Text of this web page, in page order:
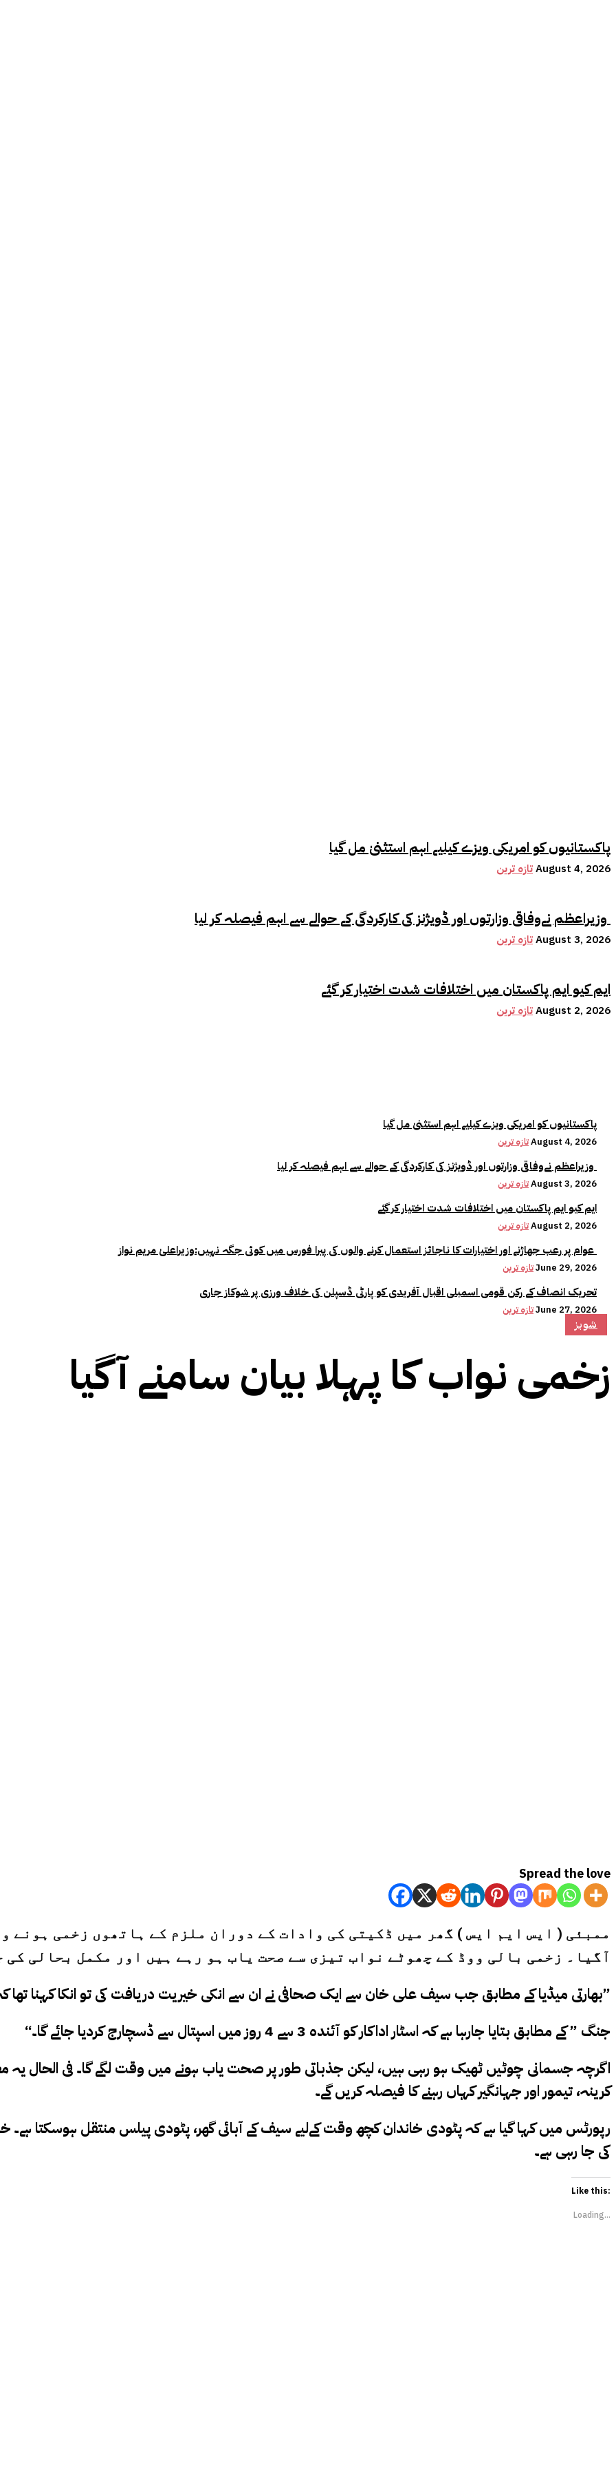
پاکستانیوں کو امریکی ویزے کیلیے اہم استثنیٰ مل گیا
تازہ ترینAugust 4, 2026
وزیراعظم نےوفاقی وزارتوں اور ڈویژنز کی کارکردگی کے حوالے سے اہم فیصلہ کر لیا
تازہ ترینAugust 3, 2026
ایم کیو ایم پاکستان میں اختلافات شدت اختیار کر گئے
تازہ ترینAugust 2, 2026
پاکستانیوں کو امریکی ویزے کیلیے اہم استثنیٰ مل گیا
تازہ ترینAugust 4, 2026
تازہ ترینAugust 3, 2026
ایم کیو ایم پاکستان میں اختلافات شدت اختیار کر گئے
تازہ ترینAugust 2, 2026
تازہ ترینJune 29, 2026
تحریک انصاف کے رکن قومی اسمبلی اقبال آفریدی کو پارٹی ڈسپلن کی خلاف ورزی پر شوکاز جاری
تازہ ترینJune 27, 2026
شوبز
زخمی نواب کا پہلا بیان سامنے آگیا
Spread the love
ممبئی ( ایس ایم ایس ) گھر میں ڈکیتی کی وادات کے دوران ملزم کے ہاتھوں زخمی ہونے
آگیا۔ زخمی بالی ووڈ کے چھوٹے نواب تیزی سے صحت یاب ہو رہے ہیں اور مکمل بحالی کی
بھارتی میڈیا کے مطابق جب سیف علی خان سے ایک صحافی نے ان سے انکی خیریت دریافت کی تو انکا کہنا تھا کہ “شکریہ، اب میں کافی بہتر ہوں۔”
“جنگ ” کے مطابق بتایا جارہا ہے کہ اسٹار اداکار کو آئندہ 3 سے 4 روز میں اسپتال سے ڈسچارج کردیا جائے گا۔
اگرچہ جسمانی چوٹیں ٹھیک ہو رہی ہیں، لیکن جذباتی طور پر صحت یاب ہونے میں وقت لگے گا۔ فی الحال یہ
کرینہ، تیمور اور جہانگیر کہاں رہنے کا فیصلہ کریں گے۔
رپورٹس میں کہا گیا ہے کہ پٹودی خاندان کچھ وقت کےلیے سیف کے آبائی گھر، پٹودی پیلس منتقل ہوسکتا
کی جا رہی ہے۔
Like this:
Loading...